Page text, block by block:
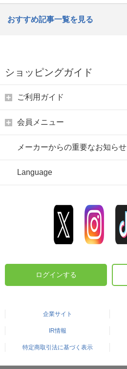
おすすめ記事一覧を見る
ショッピングガイド
ご利用ガイド
会員メニュー
メーカーからの重要なお知らせ
Language
ログインする
企業サイト
IR情報
特定商取引法に基づく表示